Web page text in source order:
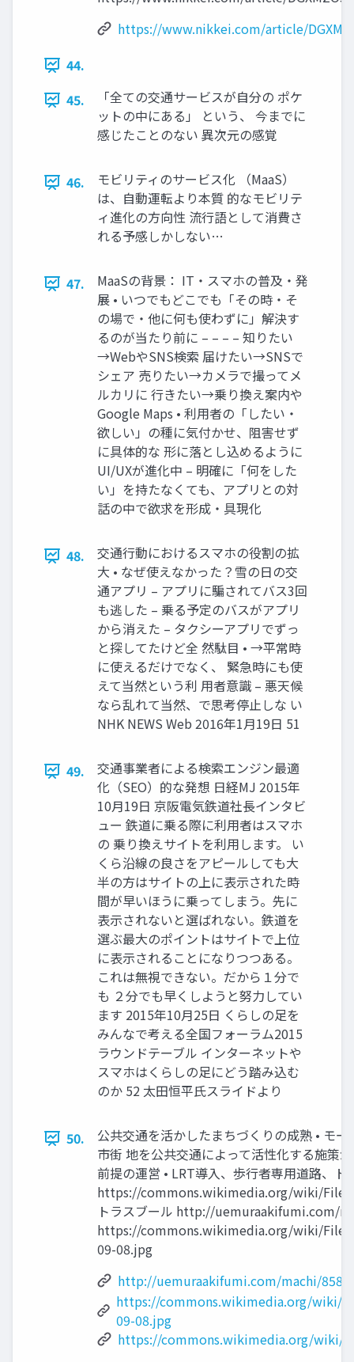
https://www.nikkei.com/article/
44.
45.
「全ての交通サービスが自分の ポケ
ットの中にある」 という、 今までに
感じたことのない 異次元の感覚
46.
モビリティのサービス化 （MaaS）
は、自動運転より本質 的なモビリテ
ィ進化の方向性 流行語として消費さ
れる予感しかしない…
47.
MaaSの背景： IT・スマホの普及・発
展 • いつでもどこでも「その時・そ
の場で・他に何も使わずに」解決す
るのが当たり前に – – – – 知りたい
→WebやSNS検索 届けたい→SNSで
シェア 売りたい→カメラで撮ってメ
ルカリに 行きたい→乗り換え案内や
Google Maps • 利用者の「したい・
欲しい」の種に気付かせ、阻害せず
に具体的な 形に落とし込めるように
UI/UXが進化中 – 明確に「何をした
い」を持たなくても、アプリとの対
話の中で欲求を形成・具現化
48.
交通行動におけるスマホの役割の拡
大 • なぜ使えなかった？雪の日の交
通アプリ – アプリに騙されてバス3回
も逃した – 乗る予定のバスがアプリ
から消えた – タクシーアプリでずっ
と探してたけど全 然駄目 • →平常時
に使えるだけでなく、 緊急時にも使
えて当然という利 用者意識 – 悪天候
なら乱れて当然、で思考停止しな い
NHK NEWS Web 2016年1月19日 51
49.
交通事業者による検索エンジン最適
化（SEO）的な発想 日経MJ 2015年
10月19日 京阪電気鉄道社長インタビ
ュー 鉄道に乗る際に利用者はスマホ
の 乗り換えサイトを利用します。 い
くら沿線の良さをアピールしても大
半の方はサイトの上に表示された時
間が早いほうに乗ってしまう。先に
表示されないと選ばれない。鉄道を
選ぶ最大のポイントはサイトで上位
に表示されることになりつつある。
これは無視できない。だから１分で
も ２分でも早くしようと努力してい
ます 2015年10月25日 くらしの足を
みんなで考える全国フォーラム2015
ラウンドテーブル インターネットや
スマホはくらしの足にどう踏み込む
のか 52 太田恒平氏スライドより
50.
公共交通を活かしたまちづくりの成熟 • モ
市街 地を公共交通によって活性化する施策
前提の運営 • LRT導入、歩行者専用道路、
https://commons.wikimedia.org/wiki/
トラスブール http://uemuraakifumi.com/
https://commons.wikimedia.org/wiki/
09-08.jpg
http://uemuraakifumi.com/machi/858
https://commons.wikimedia.org/wiki/
09-08.jpg
https://commons.wikimedia.org/wiki/